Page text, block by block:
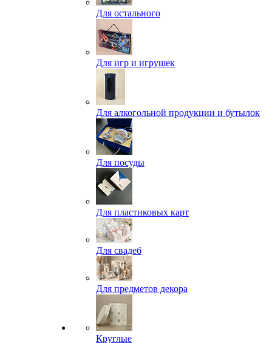
Для остального
Для игр и игрушек
Для алкогольной продукции и бутылок
Для посуды
Для пластиковых карт
Для свадеб
Для предметов декора
Круглые